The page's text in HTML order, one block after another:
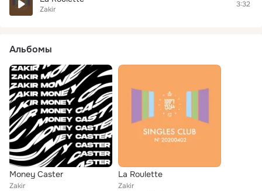
Zakir
3:32
Альбомы
Money Caster
Zakir
La Roulette
Zakir